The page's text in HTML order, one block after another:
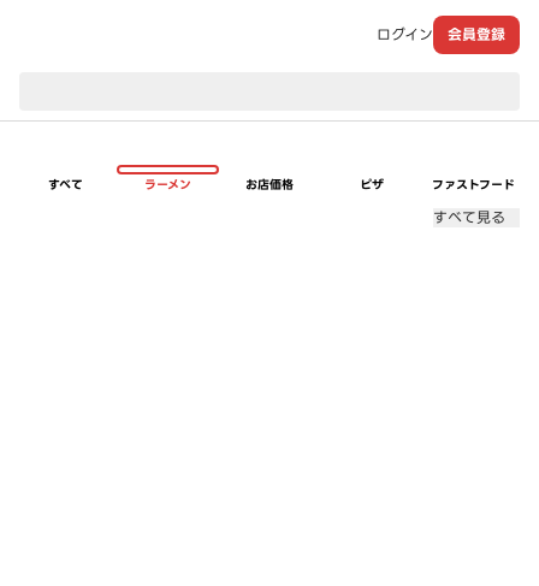
ログイン 会員登録
すべて ラーメン お店価格 ピザ ファストフード
すべて見る